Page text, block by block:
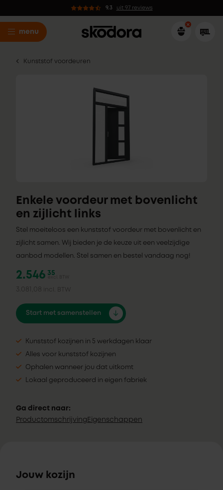
9.3 uit 97 reviews
menu
Kunststof voordeuren
Enkele voordeur met bovenlicht
en zijlicht links
Stel moeiteloos een kunststof voordeur met bovenlicht en
zijlicht samen. Wij bieden je de keuze uit een veelzijdige
aanbod modellen. Stel samen en bestel vandaag nog!
2.546 35
excl. BTW
3.081,08 incl. BTW
Start met samenstellen
Kunststof kozijnen in 5 werkdagen klaar
Alles voor kunststof kozijnen
Ophalen wanneer jou dat uitkomt
Lokaal geproduceerd in eigen fabriek
Ga direct naar:
Productomschrijving Eigenschappen
Jouw kozijn